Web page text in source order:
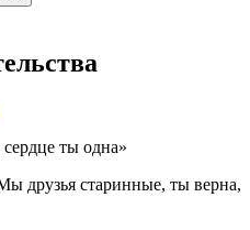
ты одна»
друзья старинные, ты верна,